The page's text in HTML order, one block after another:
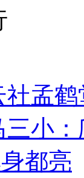
社孟
小
都亮